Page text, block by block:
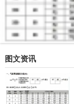
图文资讯